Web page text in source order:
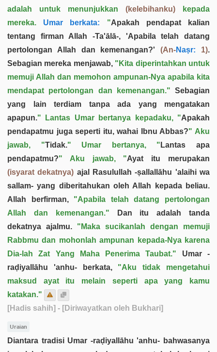
adalah untuk menunjukkan (kelebihanku) kepada
mereka. Umar berkata: "Apakah pendapat kalian
tentang firman Allah -Ta'ālā-, 'Apabila telah datang
pertolongan Allah dan kemenangan?'(An-Naṣr: 1).
Sebagian mereka menjawab, "Kita diperintahkan untuk
memuji Allah dan memohon ampunan-Nya apabila kita
mendapat pertolongan dan kemenangan." Sebagian
yang lain terdiam tanpa ada yang mengatakan
apapun." Lantas Umar bertanya kepadaku, "Apakah
pendapatmu juga seperti itu, wahai Ibnu Abbas?" Aku
jawab, "Tidak." Umar bertanya, " Lantas apa
pendapatmu?" Aku jawab, "Ayat itu merupakan
(isyarat dekatnya) ajal Rasulullah -ṣallallāhu 'alaihi wa
sallam- yang diberitahukan oleh Allah kepada beliau.
Allah berfirman, "Apabila telah datang pertolongan
Allah dan kemenangan." Dan itu adalah tanda
dekatnya ajalmu. "Maka sucikanlah dengan memuji
Rabbmu dan mohonlah ampunan kepada-Nya karena
Dia-lah Zat Yang Maha Penerima Taubat." Umar -
raḍiyallāhu 'anhu- berkata, "Aku tidak mengetahui
maksud ayat itu melain seperti apa yang kamu
katakan."
[Hadis sahih] - [Diriwayatkan oleh Bukhari]
Uraian
Diantara tradisi Umar -raḍiyallāhu 'anhu- bahwasanya